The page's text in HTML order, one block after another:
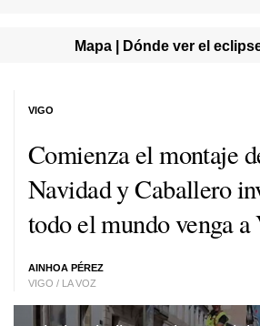
Mapa | Dónde ver el
Comienza el montaje
Navidad y Caballero
todo el mundo venga
AINHOA PÉREZ
VIGO / LA VOZ
VIGO